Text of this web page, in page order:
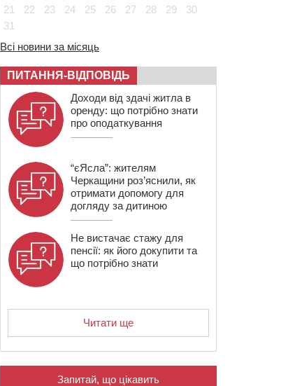
21
22 23 24 25 26 27 28 29
30
31
Всі новини за місяць
ПИТАННЯ-ВІДПОВІДЬ
Доходи від здачі житла в
оренду: що потрібно знати
про оподаткування
“єЯсла”: жителям
Черкащини роз’яснили, як
отримати допомогу для
догляду за дитиною
Не вистачає стажу для
пенсії: як його докупити та
що потрібно знати
Читати ще
Запитай, що цікавить